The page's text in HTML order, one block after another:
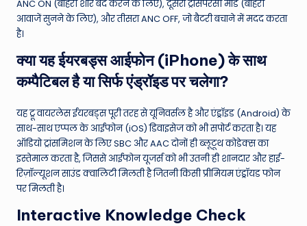
ANC ON (बाहरी शोर बंद करने के लिए), दूसरा ट्रांसपेरेंसी मोड (बाहरी
आवाजें सुनने के लिए), और तीसरा ANC OFF, जो बैटरी बचाने में मदद करता
है।
क्या यह ईयरबड्स आईफोन (iPhone) के साथ
कम्पैटिबल है या सिर्फ एंड्रॉइड पर चलेगा?
यह ट्रू वायरलेस ईयरबड्स पूरी तरह से यूनिवर्सल है और एंड्रॉइड (Android) के
साथ-साथ एप्पल के आईफोन (iOS) डिवाइसेज को भी सपोर्ट करता है। यह
ऑडियो ट्रांसमिशन के लिए SBC और AAC दोनों ही ब्लूटूथ कोडेक्स का
इस्तेमाल करता है, जिससे आईफोन यूजर्स को भी उतनी ही शानदार और हाई-
रिज़ॉल्यूशन साउंड क्वालिटी मिलती है जितनी किसी प्रीमियम एंड्रॉयड फोन
पर मिलती है।
Interactive Knowledge Check